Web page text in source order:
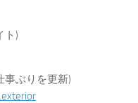
ト)
事ぶりを更新)